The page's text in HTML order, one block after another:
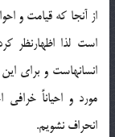
از آنجا كه قيامت و
است لذا اظهارنظر
انسانهاست و براي
مورد و احياناً
انحراف نشويم.